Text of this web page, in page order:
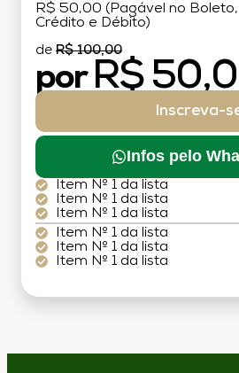
R$ 50,00 (Pagável no
Crédito e Débito)
de R$ 100,00
por R$
Inscreva-
Infos pelo
Item Nº 1 da lista
Item Nº 1 da lista
Item Nº 1 da lista
Item Nº 1 da lista
Item Nº 1 da lista
Item Nº 1 da lista